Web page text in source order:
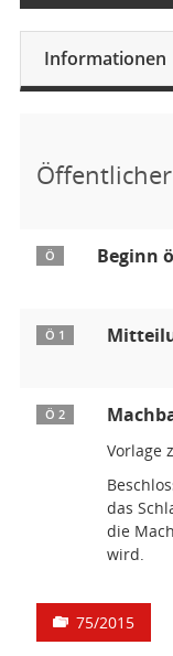
Informationen
Ö Beginn
Ö 1
Ö 2
Vorlage
das
die
wird.
75/2015